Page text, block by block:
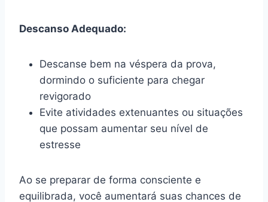
Descanso Adequado:
Descanse bem na véspera da prova,
dormindo o suficiente para chegar
revigorado
Evite atividades extenuantes ou situações
que possam aumentar seu nível de
estresse
Ao se preparar de forma consciente e
equilibrada, você aumentará suas chances de